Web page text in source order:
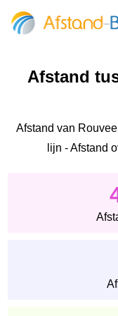
Afstand
Afstand van
lijn - Afstand